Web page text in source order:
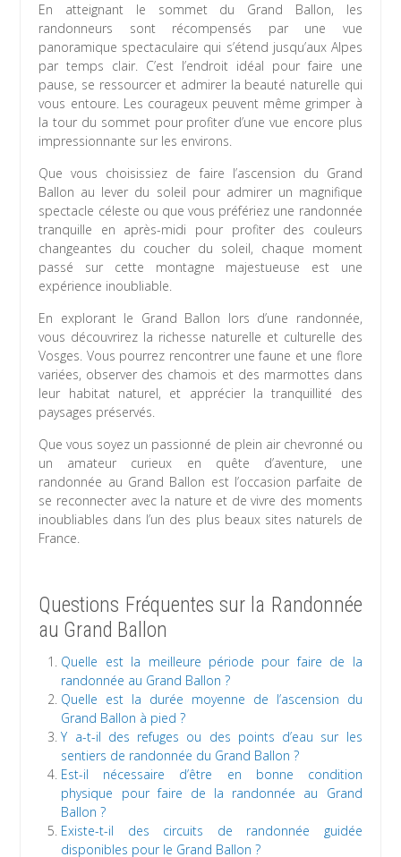
En atteignant le sommet du Grand Ballon, les
randonneurs sont récompensés par une vue
panoramique spectaculaire qui s’étend jusqu’aux Alpes
par temps clair. C’est l’endroit idéal pour faire une
pause, se ressourcer et admirer la beauté naturelle qui
vous entoure. Les courageux peuvent même grimper à
la tour du sommet pour profiter d’une vue encore plus
impressionnante sur les environs.
Que vous choisissiez de faire l’ascension du Grand
Ballon au lever du soleil pour admirer un magnifique
spectacle céleste ou que vous préfériez une randonnée
tranquille en après-midi pour profiter des couleurs
changeantes du coucher du soleil, chaque moment
passé sur cette montagne majestueuse est une
expérience inoubliable.
En explorant le Grand Ballon lors d’une randonnée,
vous découvrirez la richesse naturelle et culturelle des
Vosges. Vous pourrez rencontrer une faune et une flore
variées, observer des chamois et des marmottes dans
leur habitat naturel, et apprécier la tranquillité des
paysages préservés.
Que vous soyez un passionné de plein air chevronné ou
un amateur curieux en quête d’aventure, une
randonnée au Grand Ballon est l’occasion parfaite de
se reconnecter avec la nature et de vivre des moments
inoubliables dans l’un des plus beaux sites naturels de
France.
Questions Fréquentes sur la Randonnée
au Grand Ballon
Quelle est la meilleure période pour faire de la
randonnée au Grand Ballon ?
Quelle est la durée moyenne de l’ascension du
Grand Ballon à pied ?
Y a-t-il des refuges ou des points d’eau sur les
sentiers de randonnée du Grand Ballon ?
Est-il nécessaire d’être en bonne condition
physique pour faire de la randonnée au Grand
Ballon ?
Existe-t-il des circuits de randonnée guidée
disponibles pour le Grand Ballon ?